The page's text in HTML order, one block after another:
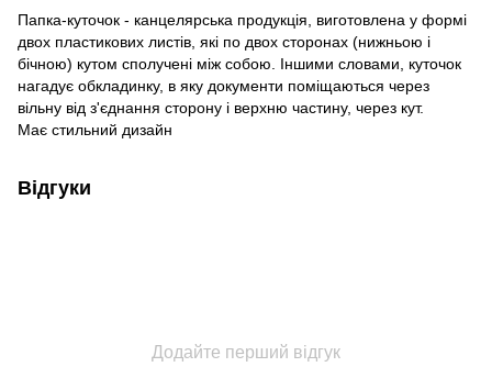
Папка-куточок - канцелярська продукція, виготовлена у формі
двох пластикових листів, які по двох сторонах (нижньою і
бічною) кутом сполучені між собою. Іншими словами, куточок
нагадує обкладинку, в яку документи поміщаються через
вільну від з'єднання сторону і верхню частину, через кут.
Має стильний дизайн
Відгуки
Додайте перший відгук